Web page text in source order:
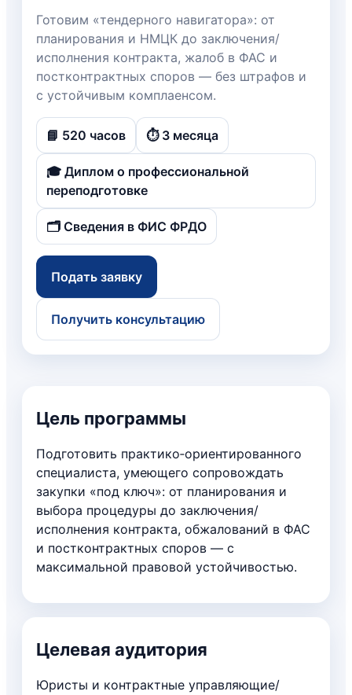
Готовим «тендерного навигатора»: от
планирования и НМЦК до заключения/
исполнения контракта, жалоб в ФАС и
постконтрактных споров — без штрафов и
с устойчивым комплаенсом.
📘 520 часов ⏱️ 3 месяца
🎓 Диплом о профессиональной
переподготовке
🗂️ Сведения в ФИС ФРДО
Подать заявку
Получить консультацию
Цель программы
Подготовить практико‑ориентированного
специалиста, умеющего сопровождать
закупки «под ключ»: от планирования и
выбора процедуры до заключения/
исполнения контракта, обжалований в ФАС
и постконтрактных споров — с
максимальной правовой устойчивостью.
Целевая аудитория
Юристы и контрактные управляющие/